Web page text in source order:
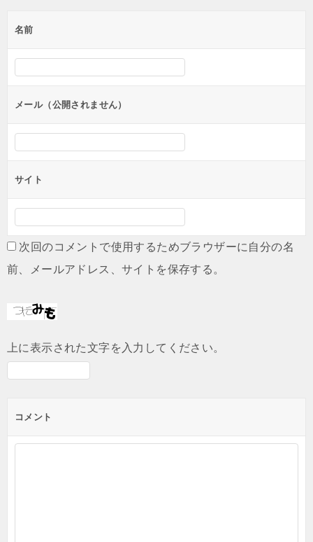
ー
シ
ョ
ン
名前
メール（公開されません）
サイト
次回のコメントで使用するためブラウザーに自分の名
前、メールアドレス、サイトを保存する。
上に表示された文字を入力してください。
コメント